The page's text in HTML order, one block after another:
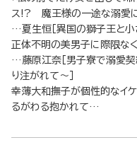
ス!? 魔王様の一途な溺愛
…夏生恒［異国の獅子王と小
正体不明の美男子に際限な
…藤原江奈［男子寮で溺愛
り注がれて～］
幸薄大和撫子が個性的なイ
るがわる抱かれて…